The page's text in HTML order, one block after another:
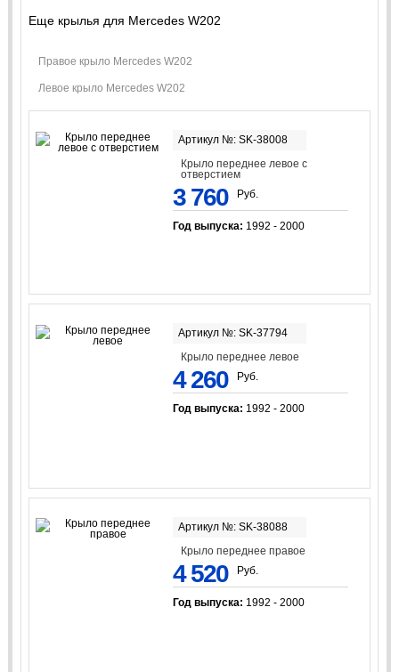
Еще крылья для Mercedes W202
Правое крыло Mercedes W202
Левое крыло Mercedes W202
Артикул №: SK-38008
Крыло переднее левое с
отверстием
3 760 Руб.
Год выпуска: 1992 - 2000
Артикул №: SK-37794
Крыло переднее левое
4 260 Руб.
Год выпуска: 1992 - 2000
Артикул №: SK-38088
Крыло переднее правое
4 520 Руб.
Год выпуска: 1992 - 2000